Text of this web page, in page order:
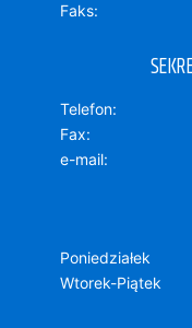
Faks
Telefon
Fax
e-mail
Poniedziałek
Wtorek-Piątek